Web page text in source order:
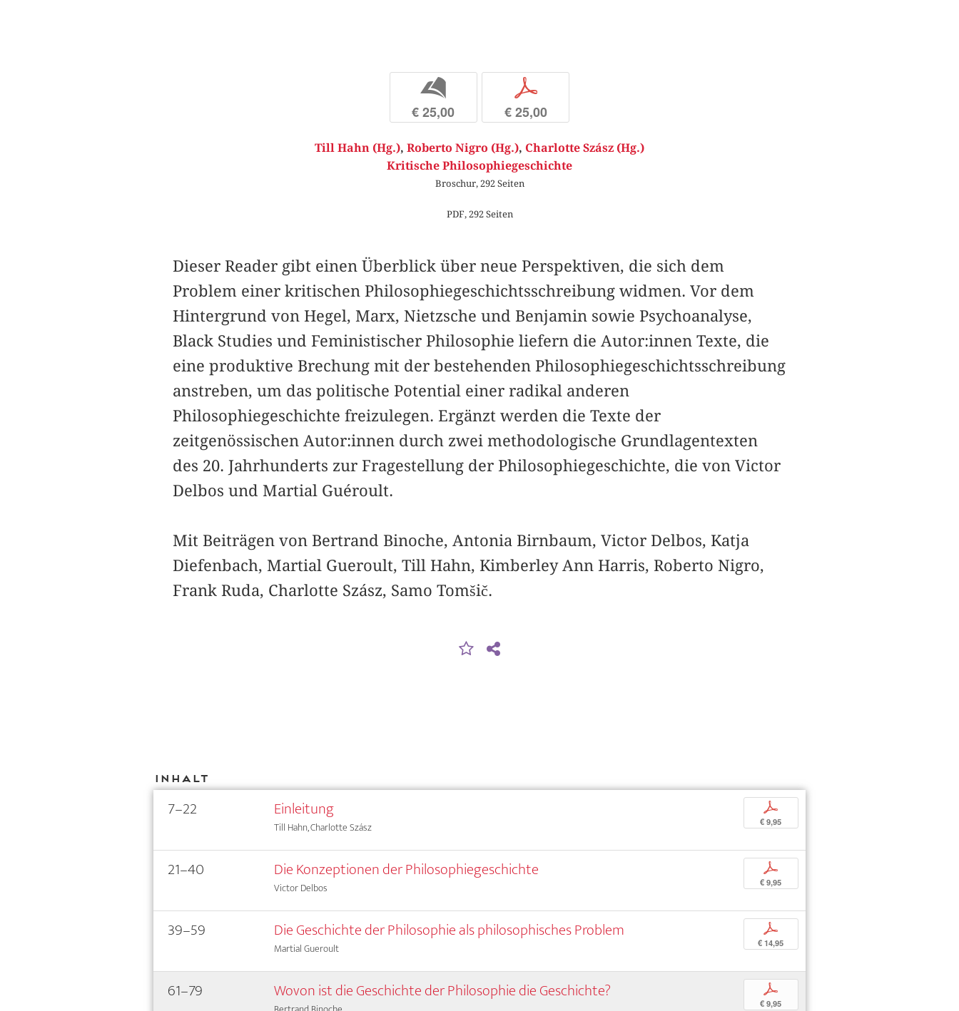
b
€ 25,00
p
€ 25,00
Till Hahn (Hg.), Roberto Nigro (Hg.), Charlotte Szász (Hg.)
Kritische Philosophiegeschichte
Broschur, 292 Seiten
PDF, 292 Seiten
Dieser Reader gibt einen Überblick über neue Perspektiven, die sich dem
Problem einer kritischen Philosophiegeschichtsschreibung widmen. Vor dem
Hintergrund von Hegel, Marx, Nietzsche und Benjamin sowie Psychoanalyse,
Black Studies und Feministischer Philosophie liefern die Autor:innen Texte, die
eine produktive Brechung mit der bestehenden Philosophiegeschichtsschreibung
anstreben, um das politische Potential einer radikal anderen
Philosophiegeschichte freizulegen. Ergänzt werden die Texte der
zeitgenössischen Autor:innen durch zwei methodologische Grundlagentexten
des 20. Jahrhunderts zur Fragestellung der Philosophiegeschichte, die von Victor
Delbos und Martial Guéroult.
Mit Beiträgen von Bertrand Binoche, Antonia Birnbaum, Victor Delbos, Katja
Diefenbach, Martial Gueroult, Till Hahn, Kimberley Ann Harris, Roberto Nigro,
Frank Ruda, Charlotte Szász, Samo Tomšič.
Inhalt
7–22 Einleitung
Till Hahn, Charlotte Szász
p
€ 9,95
21–40 Die Konzeptionen der Philosophiegeschichte
Victor Delbos
p
€ 9,95
39–59 Die Geschichte der Philosophie als philosophisches Problem
Martial Gueroult
p
€ 14,95
61–79 Wovon ist die Geschichte der Philosophie die Geschichte? p
€ 9,95